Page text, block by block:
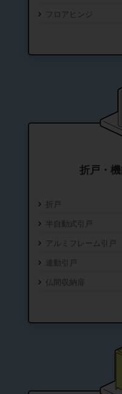
フロアヒンジ
折戸・
折戸
半自動式引戸
アルミフレーム引戸
連動引戸
仏間収納扉